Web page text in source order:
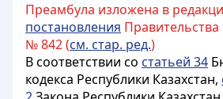
Преамбула изложена в
постановления Правительства
№ 842 (см. стар. ред.)
В соответствии со статьей 34
кодекса Республики Казахстан,